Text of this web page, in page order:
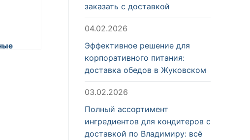
заказать с доставкой
04.02.2026
Эффективное решение для
корпоративного питания:
доставка обедов в Жуковском
03.02.2026
Полный ассортимент
ингредиентов для кондитеров с
доставкой по Владимиру: всё